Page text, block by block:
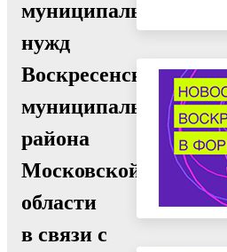
муниципальных
нужд
Воскресенского
муниципального
района
Московской
области
в связи с